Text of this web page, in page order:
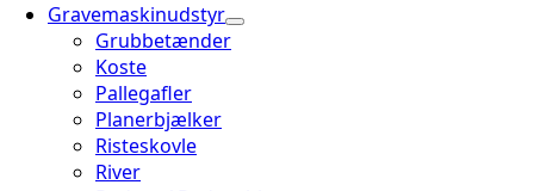
Gravemaskinudstyr
Grubbetænder
Koste
Pallegafler
Planerbjælker
Risteskovle
River